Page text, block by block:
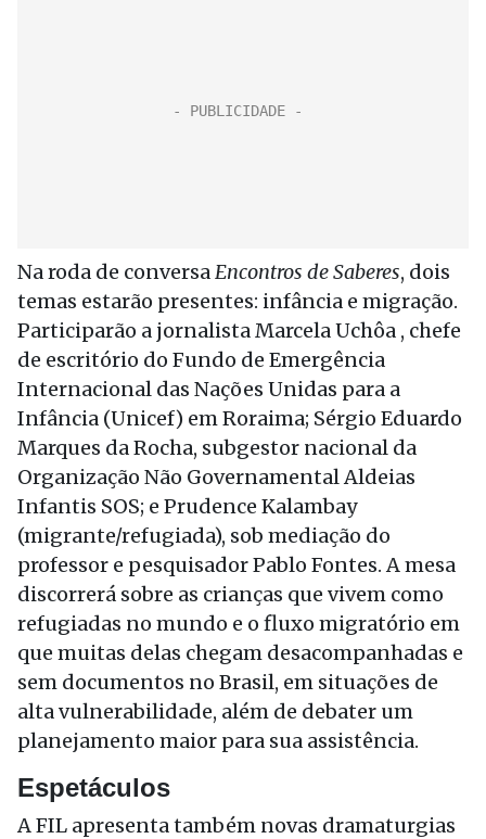
Na roda de conversaEncontros de Saberes, dois
temas estarão presentes: infância e migração.
Participarão a jornalista Marcela Uchôa , chefe
de escritório do Fundo de Emergência
Internacional das Nações Unidas para a
Infância (Unicef) em Roraima; Sérgio Eduardo
Marques da Rocha, subgestor nacional da
Organização Não Governamental Aldeias
Infantis SOS; e Prudence Kalambay
(migrante/refugiada), sob mediação do
professor e pesquisador Pablo Fontes. A mesa
discorrerá sobre as crianças que vivem como
refugiadas no mundo e o fluxo migratório em
que muitas delas chegam desacompanhadas e
sem documentos no Brasil, em situações de
alta vulnerabilidade, além de debater um
planejamento maior para sua assistência.
Espetáculos
A FIL apresenta também novas dramaturgias